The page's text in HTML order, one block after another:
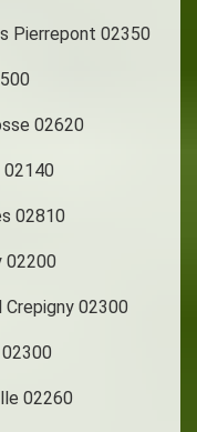
Pierrepont 02350
02620
02140
02810
02200
02300
02260